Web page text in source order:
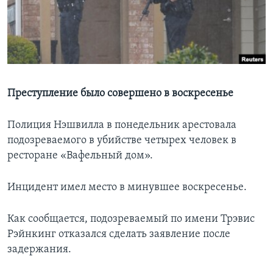
Learning English
СОЦИАЛЬНЫЕ СЕТИ
Преступление было совершено в воскресенье
Полиция Нэшвилла в понедельник арестовала
подозреваемого в убийстве четырех человек в
ресторане «Вафельный дом».
Инцидент имел место в минувшее воскресенье.
Как сообщается, подозреваемый по имени Трэвис
Рэйнкинг отказался сделать заявление после
задержания.